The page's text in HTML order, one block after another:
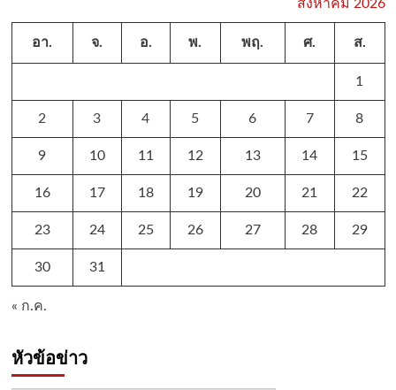
สิงหาคม 2026
อา. จ. อ. พ. พฤ. ศ. ส.
1
2 3 4 5 6 7 8
9 10 11 12 13 14 15
16 17 18 19 20 21 22
23 24 25 26 27 28 29
30 31
« ก.ค.
หัวข้อข่าว